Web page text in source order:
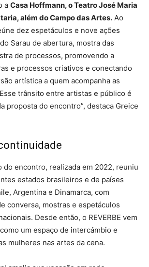
a Casa Hoffmann, o Teatro José Maria
além do Campo das Artes. Ao
dez espetáculos e nove ações
Sarau de abertura, mostra das
de processos, promovendo a
e processos criativos e conectando
artística a quem acompanha as
trânsito entre artistas e público é
proposta do encontro”, destaca Greice
do encontro, realizada em 2022, reuniu
estados brasileiros e de países
Argentina e Dinamarca, com
conversa, mostras e espetáculos
Desde então, o REVERBE vem
um espaço de intercâmbio e
mulheres nas artes da cena.